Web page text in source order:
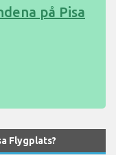
på Pisa
Flygplats?